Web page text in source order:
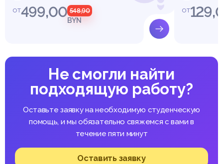
от499,00 548,90
BYN
от
Не смогли найти
подходящую работу?
Оставьте заявку на необходимую студенческую
помощь, и мы обязательно свяжемся с вами в
течение пяти минут
Оставить заявку